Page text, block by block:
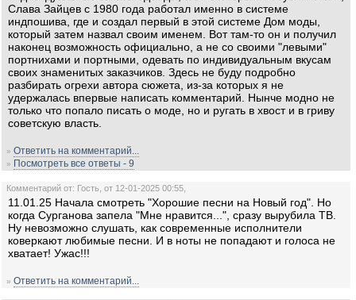
Слава Зайцев с 1980 года работал именно в системе
индпошива, где и создал первый в этой системе Дом моды,
который затем назвал своим именем. Вот там-то он и получил
наконец возможность официально, а не со своими "левыми"
портнихами и портными, одевать по индивидуальным вкусам
своих знаменитых заказчиков. Здесь не буду подробно
разбирать огрехи автора сюжета, из-за которых я не
удержалась впервые написать комментарий. Нынче модно не
только что попало писать о моде, но и ругать в хвост и в гриву
советскую власть.
» Ответить на комментарий...
» Посмотреть все ответы - 9
Комментарий от: Гость, от 12-01-2025 00:55,
11.01.25 Начала смотреть "Хорошие песни на Новый год". Но
когда Сурганова запела "Мне нравится...", сразу вырубила ТВ.
Ну невозможно слушать, как современные исполнители
коверкают любимые песни. И в ноты не попадают и голоса не
хватает! Ужас!!!
» Ответить на комментарий...